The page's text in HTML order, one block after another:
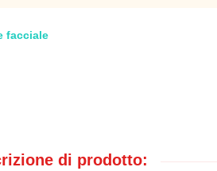
facciale
di prodotto: